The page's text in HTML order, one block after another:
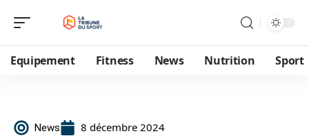
Equipement Fitness News Nutrition Sport
News 8 décembre 2024